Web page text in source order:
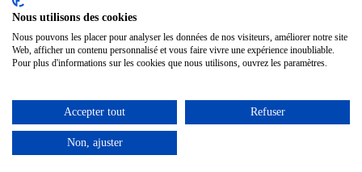
Confidentialité
Mentions légales
Suivez-nous
Facebook
Notre Blog
www.materiauxnet.com © 2010-2026 / Agymat SARL
Nous utilisons des cookies
Nous pouvons les placer pour analyser les données de nos visiteurs, améliorer notre site
Web, afficher un contenu personnalisé et vous faire vivre une expérience inoubliable.
Pour plus d'informations sur les cookies que nous utilisons, ouvrez les paramètres.
Accepter tout Refuser
Non, ajuster